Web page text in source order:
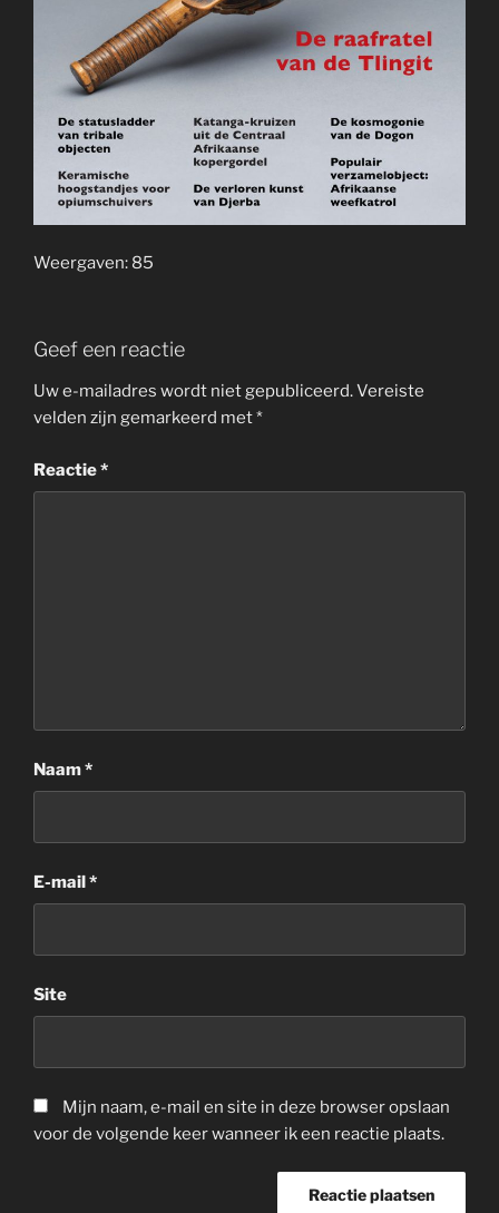
Weergaven: 85
Geef een reactie
Uw e-mailadres wordt niet gepubliceerd.Vereiste
velden zijn gemarkeerd met*
Reactie*
Naam*
E-mail*
Site
Mijn naam, e-mail en site in deze browser opslaan
voor de volgende keer wanneer ik een reactie plaats.